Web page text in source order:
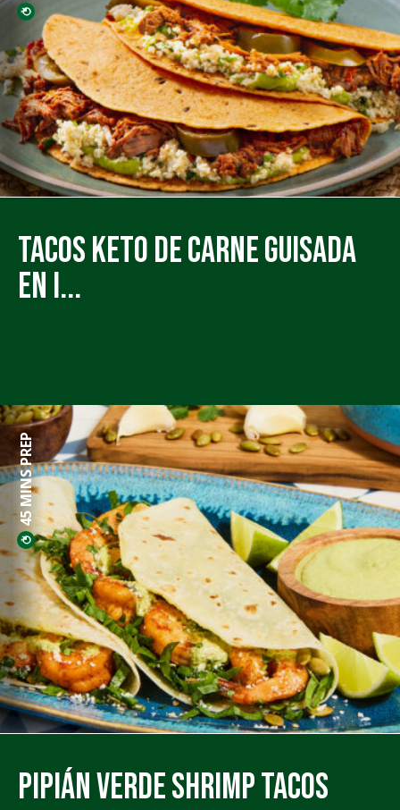
Tacos Keto de Carne Guisada
en I...
45 MINS PREP
Pipián Verde Shrimp Tacos